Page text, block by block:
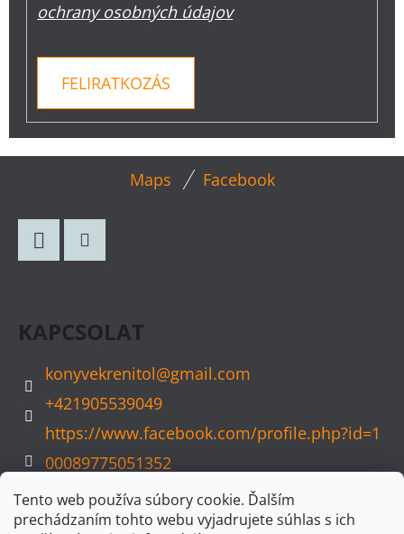
Tento web používa súbory cookie. Ďalším
prechádzaním tohto webu vyjadrujete súhlas s ich
ochrany osobných údajov
FELIRATKOZÁS
Maps Facebook
KAPCSOLAT
konyvekrenitol@gmail.com
+421905539049
https://www.facebook.com/profile.php?id=1
00089775051352
konyvvarazs